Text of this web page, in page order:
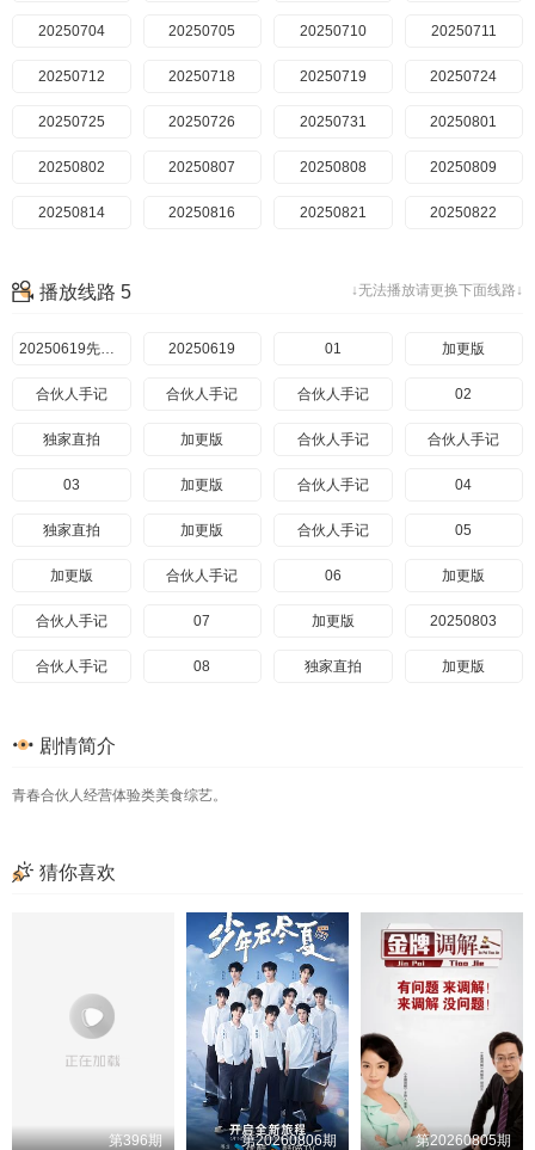
20250704 20250705 20250710 20250711
20250712 20250718 20250719 20250724
20250725 20250726 20250731 20250801
20250802 20250807 20250808 20250809
20250814 20250816 20250821 20250822
20250830
20250912 20250919
↓无法播放请更换下面线路↓
播放线路 5
20250619先导篇 20250619 01 加更版
合伙人手记 合伙人手记 合伙人手记 02
独家直拍 加更版 合伙人手记 合伙人手记
03 加更版 合伙人手记 04
独家直拍 加更版 合伙人手记 05
加更版 合伙人手记 06 加更版
合伙人手记 07 加更版 20250803
合伙人手记 08 独家直拍 加更版
合伙人手记
11 加更版
剧情简介
青春合伙人经营体验类美食综艺。
猜你喜欢
第396期 第20260806期 第20260805期